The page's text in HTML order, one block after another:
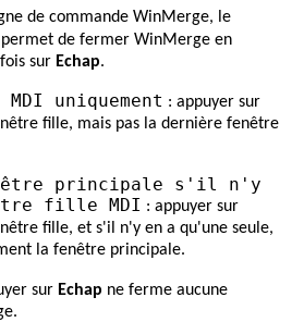
de commande WinMerge, le
permet de fermer WinMerge en
sur Echap.
uniquement : appuyer sur
fille, mais pas la dernière fenêtre
principale s'il n'y
fille MDI : appuyer sur
fille, et s'il n'y en a qu'une seule,
la fenêtre principale.
sur Echap ne ferme aucune